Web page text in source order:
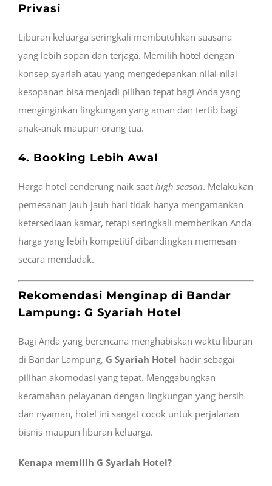
Privasi
Liburan keluarga seringkali membutuhkan suasana
yang lebih sopan dan terjaga. Memilih hotel dengan
konsep syariah atau yang mengedepankan nilai-nilai
kesopanan bisa menjadi pilihan tepat bagi Anda yang
menginginkan lingkungan yang aman dan tertib bagi
anak-anak maupun orang tua.
4. Booking Lebih Awal
Harga hotel cenderung naik saat high season. Melakukan
pemesanan jauh-jauh hari tidak hanya mengamankan
ketersediaan kamar, tetapi seringkali memberikan Anda
harga yang lebih kompetitif dibandingkan memesan
secara mendadak.
Rekomendasi Menginap di Bandar
Lampung: G Syariah Hotel
Bagi Anda yang berencana menghabiskan waktu liburan
di Bandar Lampung, G Syariah Hotel hadir sebagai
pilihan akomodasi yang tepat. Menggabungkan
keramahan pelayanan dengan lingkungan yang bersih
dan nyaman, hotel ini sangat cocok untuk perjalanan
bisnis maupun liburan keluarga.
Kenapa memilih G Syariah Hotel?